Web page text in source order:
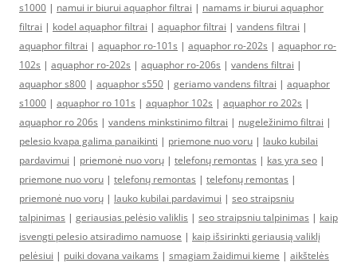
s1000 | namui ir biurui aquaphor filtrai | namams ir biurui aquaphor
filtrai | kodel aquaphor filtrai | aquaphor filtrai | vandens filtrai |
aquaphor filtrai | aquaphor ro-101s | aquaphor ro-202s | aquaphor ro-
102s | aquaphor ro-202s | aquaphor ro-206s | vandens filtrai |
aquaphor s800 | aquaphor s550 | geriamo vandens filtrai | aquaphor
s1000 | aquaphor ro 101s | aquaphor 102s | aquaphor ro 202s |
aquaphor ro 206s | vandens minkstinimo filtrai | nugeležinimo filtrai |
pelesio kvapa galima panaikinti | priemone nuo voru | lauko kubilai
pardavimui | priemonė nuo vorų | telefonų remontas | kas yra seo |
priemone nuo voru | telefonų remontas | telefonų remontas |
priemonė nuo vorų | lauko kubilai pardavimui | seo straipsniu
talpinimas | geriausias pelėsio valiklis | seo straipsniu talpinimas | kaip
isvengti pelesio atsiradimo namuose | kaip išsirinkti geriausią valiklį
pelėsiui | puiki dovana vaikams | smagiam žaidimui kieme | aikštelės